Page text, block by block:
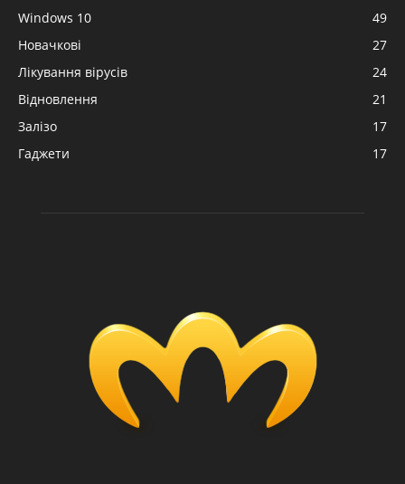
Windows 10
49
Новачкові
27
Лікування вірусів
24
Відновлення
21
Залізо
17
Гаджети
17